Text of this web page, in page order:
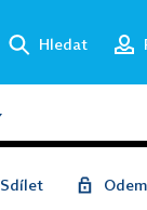
Hledat
Sdílet